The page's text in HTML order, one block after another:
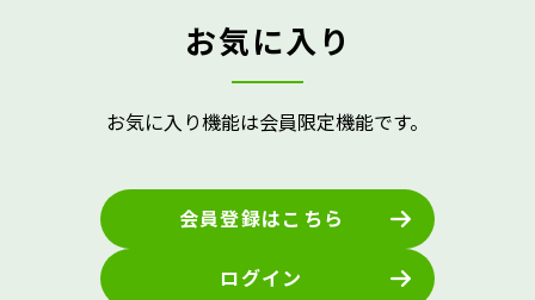
お気に入り
お気に入り機能は会員限定機能です。
会員登録はこちら
ログイン